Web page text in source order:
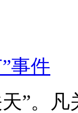
事件
”。